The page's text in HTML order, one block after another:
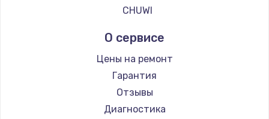
CHUWI
О сервисе
Цены на ремонт
Гарантия
Отзывы
Диагностика